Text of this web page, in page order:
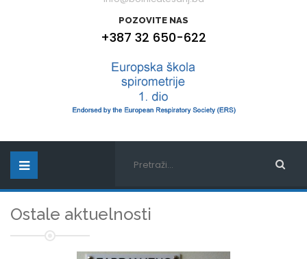
POZOVITE NAS
+387 32 650-622
Ostale aktuelnosti